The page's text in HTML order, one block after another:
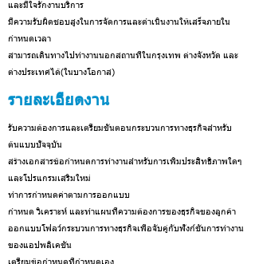
และมีใจรักงานบริการ
มีความรับผิดชอบสูงในการจัดการและดำเนินงานให้เสร็จภายใน
กำหนดเวลา
สามารถเดินทางไปทำงานนอกสถานที่ในกรุงเทพ ต่างจังหวัด และ
ต่างประเทศได้(ในบางโอกาส)
รายละเอียดงาน
รับความต้องการและเตรียมขั้นตอนกระบวนการทางธุรกิจสำหรับ
ต้นแบบปัจจุบัน
สร้างเอกสารข้อกำหนดการทำงานสำหรับการเพิ่มประสิทธิภาพใดๆ
และโปรแกรมเสริมใหม่
ทำการกำหนดค่าตามการออกแบบ
กำหนด วิเคราะห์ และทำแผนที่ความต้องการของธุรกิจของลูกค้า
ออกแบบโฟลว์กระบวนการทางธุรกิจเพื่อจับคู่กับฟังก์ชันการทำงาน
ของแอปพลิเคชัน
เตรียมข้อกำหนดที่กำหนดเอง